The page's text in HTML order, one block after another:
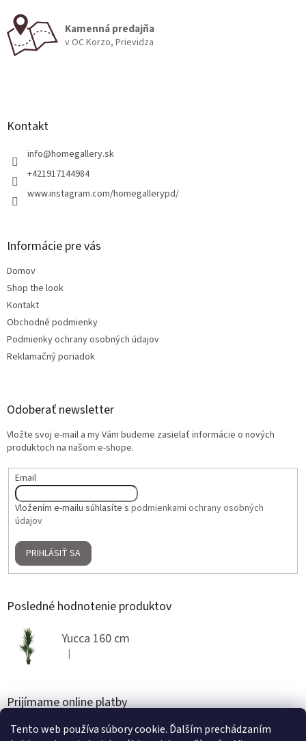
Tento web používa súbory cookie. Ďalším prechádzaním
e
p
Kamenná predajňa
v OC Korzo, Prievidza
Kontakt
info@homegallery.sk
+421917144984
www.instagram.com/homegallerypd/
Informácie pre vás
Domov
Shop the look
Kontakt
Obchodné podmienky
Podmienky ochrany osobných údajov
Reklamačný poriadok
Odoberať newsletter
Vložte svoj e-mail a my Vám budeme zasielať informácie o nových
produktoch na našom e-shope.
Email
Vložením e-mailu súhlasíte s podmienkami ochrany osobných
údajov
PRIHLÁSIŤ SA
Posledné hodnotenie produktov
Yucca 160 cm
Hodnotenie produktu je 5 z 5 hviezdičiek.
|
Prijímame online platby